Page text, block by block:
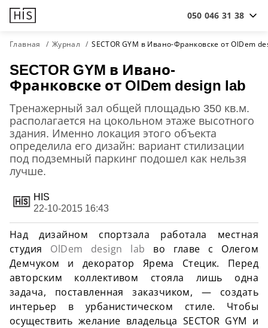
050 046 31 38
Главная Журнал SECTOR GYM в Ивано-Франковске от OlDem
SECTOR GYM в Ивано-
Франковске от OlDem design lab
Тренажерный зал общей площадью 350 кв.м.
располагается на цокольном этаже высотного
здания. Именно локация этого объекта
определила его дизайн: вариант стилизации
под подземный паркинг подошел как нельзя
лучше.
HIS
22-10-2015 16:43
Над дизайном спортзала работала местная
студия OlDem design lab во главе с Олегом
Демчуком и декоратор Ярема Стецик. Перед
авторским коллективом стояла лишь одна
задача, поставленная заказчиком, ― создать
интерьер в урбанистическом стиле. Чтобы
осуществить желание владельца SECTOR GYM и